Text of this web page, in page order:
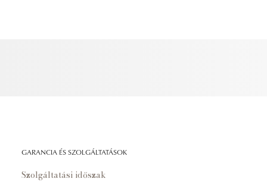
GARANCIA ÉS SZOLGÁLTATÁSOK
Szolgáltatási időszak